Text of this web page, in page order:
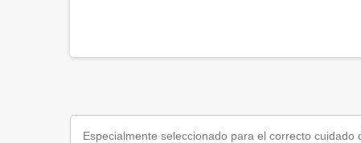
Especialmente seleccionado para el correcto cuidado